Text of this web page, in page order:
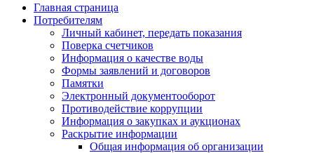
Главная страница
Потребителям
Личный кабинет, передать показания
Поверка счетчиков
Информация о качестве воды
Формы заявлений и договоров
Памятки
Электронный документооборот
Противодействие коррупции
Информация о закупках и аукционах
Раскрытие информации
Общая информация об организации